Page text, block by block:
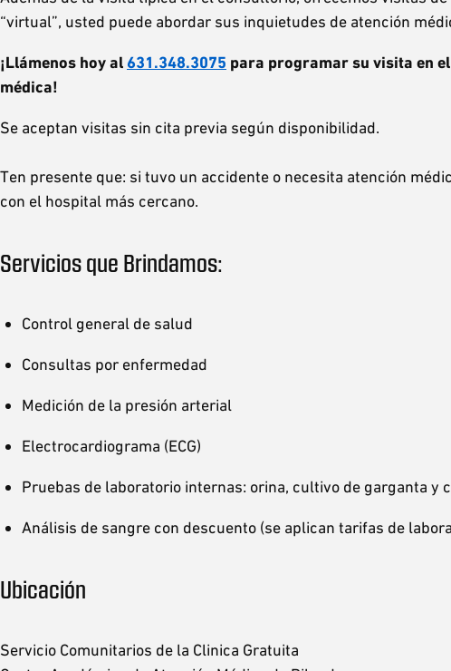
“virtual”, usted puede abordar sus inquietudes de atención
¡Llámenos hoy al 631.348.3075 para programar su visita en
médica!
Se aceptan visitas sin cita previa según disponibilidad.
Ten presente que: si tuvo un accidente o necesita atención
con el hospital más cercano.
Servicios que Brindamos:
Control general de salud
Consultas por enfermedad
Medición de la presión arterial
Electrocardiograma (ECG)
Pruebas de laboratorio internas: orina, cultivo de garganta y
Análisis de sangre con descuento (se aplican tarifas de
Ubicación
Servicio Comunitarios de la Clinica Gratuita